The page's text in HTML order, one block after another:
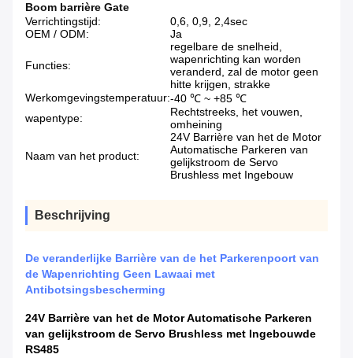
Boom barrière Gate
Verrichtingstijd:
0,6, 0,9, 2,4sec
OEM / ODM:
Ja
Functies:
regelbare de snelheid,
wapenrichting kan worden
veranderd, zal de motor geen
hitte krijgen, strakke
Werkomgevingstemperatuur:-40 ℃ ~ +85 ℃
wapentype:
Rechtstreeks, het vouwen,
omheining
Naam van het product:
24V Barrière van het de Motor
Automatische Parkeren van
gelijkstroom de Servo
Brushless met Ingebouw
Beschrijving
De veranderlijke Barrière van de het Parkerenpoort van
de Wapenrichting Geen Lawaai met
Antibotsingsbescherming
24V Barrière van het de Motor Automatische Parkeren
van gelijkstroom de Servo Brushless met Ingebouwde
RS485